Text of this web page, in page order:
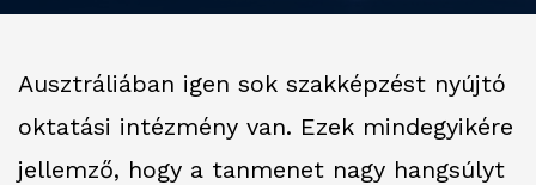
Ausztráliában igen sok szakképzést nyújtó
oktatási intézmény van. Ezek mindegyikére
jellemző, hogy a tanmenet nagy hangsúlyt